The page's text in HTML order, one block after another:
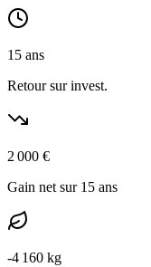
15 ans
Retour sur invest.
2 000 €
Gain net sur 15 ans
-4 160 kg